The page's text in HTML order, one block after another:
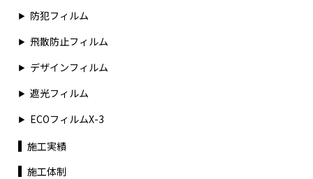
防犯フィルム
飛散防止フィルム
デザインフィルム
遮光フィルム
ECOフィルムX-3
施工実績
施工体制